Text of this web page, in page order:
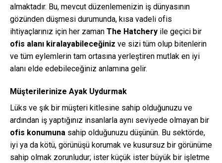
almaktadır. Bu, mevcut düzenlemenizin iş dünyasının
gözünden düşmesi durumunda, kısa vadeli ofis
ihtiyaçlarınız için her zaman The Hatchery ile geçici bir
ofis alanı kiralayabileceğiniz ve sizi tüm olup bitenlerin
ve tüm eylemlerin tam ortasına yerleştiren mutlak en iyi
alanı elde edebileceğiniz anlamına gelir.
Müşterilerinize Ayak Uydurmak
Lüks ve şık bir müşteri kitlesine sahip olduğunuzu ve
ardından iş yaptığınız insanlarla aynı seviyede olmayan bir
ofis konumuna sahip olduğunuzu düşünün. Bu sektörde,
iyi ya da kötü, görünüşü korumak ve kusursuz bir görünüme
sahip olmak zorunludur; ister küçük ister büyük bir işletme